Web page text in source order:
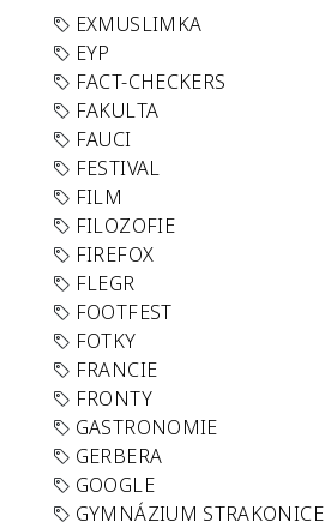
EXMUSLIMKA
EYP
FACT-CHECKERS
FAKULTA
FAUCI
FESTIVAL
FILM
FILOZOFIE
FIREFOX
FLEGR
FOOTFEST
FOTKY
FRANCIE
FRONTY
GASTRONOMIE
GERBERA
GOOGLE
GYMNÁZIUM STRAKONICE